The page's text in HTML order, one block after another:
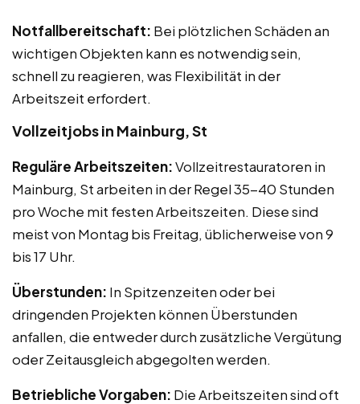
Notfallbereitschaft: Bei plötzlichen Schäden an
wichtigen Objekten kann es notwendig sein,
schnell zu reagieren, was Flexibilität in der
Arbeitszeit erfordert.
Vollzeitjobs in Mainburg, St
Reguläre Arbeitszeiten:Vollzeitrestauratoren in
Mainburg, St arbeiten in der Regel 35-40 Stunden
pro Woche mit festen Arbeitszeiten. Diese sind
meist von Montag bis Freitag, üblicherweise von 9
bis 17 Uhr.
Überstunden: In Spitzenzeiten oder bei
dringenden Projekten können Überstunden
anfallen, die entweder durch zusätzliche Vergütung
oder Zeitausgleich abgegolten werden.
Betriebliche Vorgaben: Die Arbeitszeiten sind oft